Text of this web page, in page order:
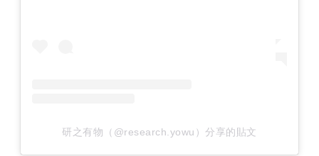
研之有物（@research.yowu）分享的貼文